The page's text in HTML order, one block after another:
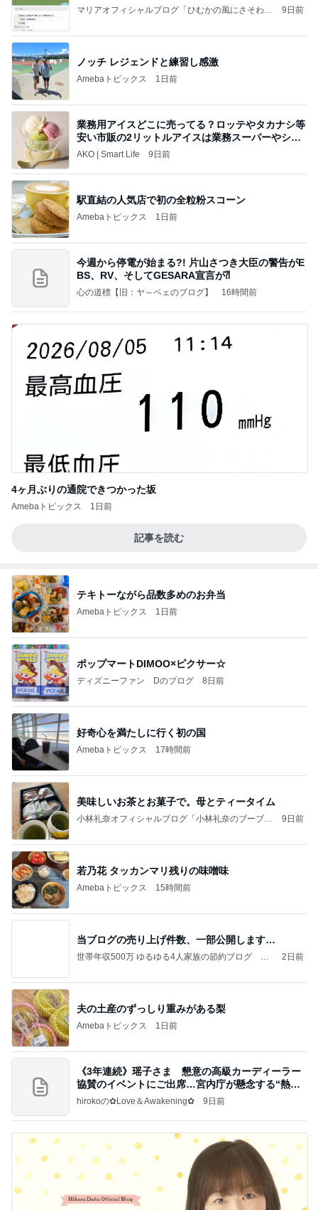
マリアオフィシャルブログ「ひむかの風にさそわれ
9日前
ノッチ レジェンドと練習し感激
Amebaトピックス 1日前
業務用アイスどこに売ってる？ロッテやタカナシ等
安い市販の2リットルアイスは業務スーパーやシャ
トレ
AKO | Smart Life 9日前
駅直結の人気店で初の全粒粉スコーン
Amebaトピックス 1日前
今週から停電が始まる?! 片山さつき大臣の警告がE
BS、RV、そしてGESARA宣言が⁈
心の道標【旧：ヤ～ベェのブログ】 16時間前
4ヶ月ぶりの通院できつかった坂
Amebaトピックス 1日前
記事を読む
テキトーながら品数多めのお弁当
Amebaトピックス 1日前
ポップマートDIMOO×ピクサー☆
ディズニーファン Dのブログ 8日前
好奇心を満たしに行く初の国
Amebaトピックス 17時間前
美味しいお茶とお菓子で。母とティータイム
小林礼奈オフィシャルブログ「小林礼奈のブーブー
9日前
若乃花 タッカンマリ残りの味噌味
Amebaトピックス 15時間前
当ブログの売り上げ件数、一部公開します…
世帯年収500万 ゆるゆる4人家族の節約ブログ 〜
2日前
夫の土産のずっしり重みがある梨
Amebaトピックス 1日前
《3年連続》瑶子さま 懇意の高級カーディーラー
協賛のイベントにご出席…宮内庁が懸念する“熱心
すぎ
hirokoの✿Love＆Awakening✿ 9日前